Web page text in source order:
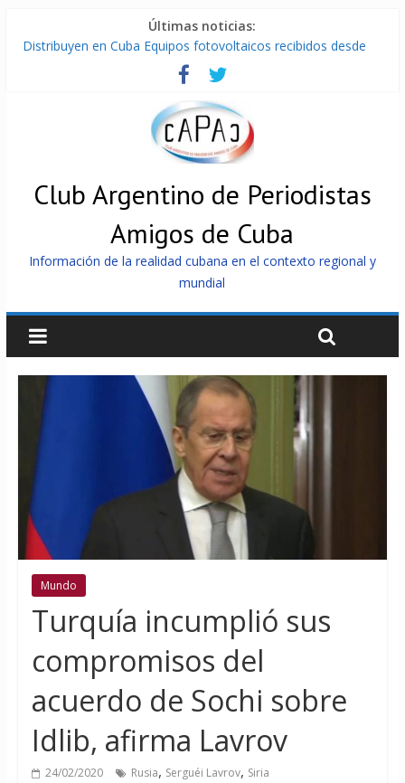
Últimas noticias:
Distribuyen en Cuba Equipos fotovoltaicos recibidos desde
La ONU condena medidas de EE.UU contra Cuba
Cuba alerta sobre doctrina militar de dominación de EEUU
Nuevas sanciones de EEUU contra Cuba apuntan a la
cooperación militar con Rusia y China
Brutal represión contra los que marchan para que no se
venda la patria
Club Argentino de Periodistas
Amigos de Cuba
Información de la realidad cubana en el contexto regional y
mundial
Mundo
Turquía incumplió sus
compromisos del
acuerdo de Sochi sobre
Idlib, afirma Lavrov
24/02/2020 Rusia, Serguéi Lavrov, Siria